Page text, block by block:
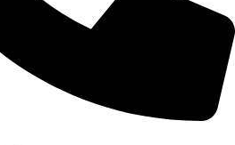
Care Facilities